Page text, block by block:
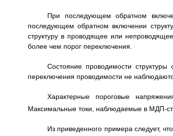
При последующем обратном
последующем обратном включении
структуру в проводящее или
более чем порог переключения.
Состояние проводимости
переключения проводимости не
Характерные пороговые
Максимальные токи, наблюдаемые в МДП-
Из приведенного примера следует,